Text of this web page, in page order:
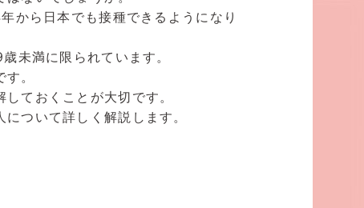
から日本でも接種できるようになり
未満に限られています。
。
ておくことが大切です。
ついて詳しく解説します。